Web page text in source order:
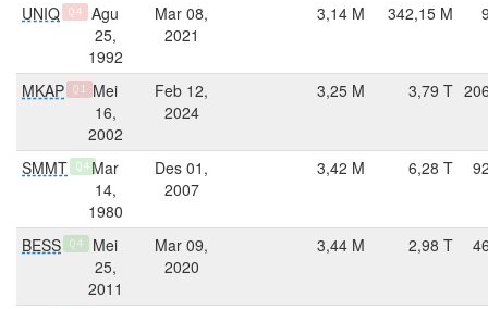
UNIQ Q4
Agu
25,
1992
Mar 08,
2021
3,14 M 342,15 M
MKAP Q1
Mei
16,
2002
Feb 12,
2024
3,25 M 3,79 T
SMMT Q4 Mar
14,
1980
Des 01,
2007
3,42 M 6,28 T
BESS Q4
Mei
25,
2011
Mar 09,
2020
3,44 M 2,98 T